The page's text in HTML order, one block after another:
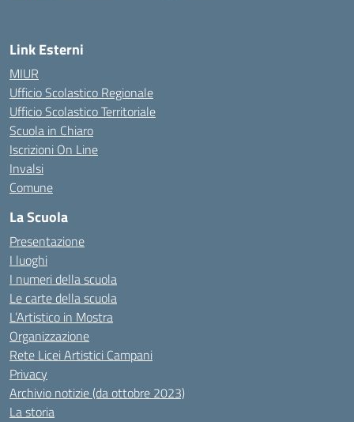
Link Esterni
MIUR
Ufficio Scolastico Regionale
Ufficio Scolastico Territoriale
Scuola in Chiaro
Iscrizioni On Line
Invalsi
Comune
La Scuola
Presentazione
I luoghi
I numeri della scuola
Le carte della scuola
L’Artistico in Mostra
Organizzazione
Rete Licei Artistici Campani
Privacy
Archivio notizie (da ottobre 2023)
La storia